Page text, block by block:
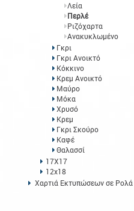
Λεία
Περλέ
Ριζόχαρτα
Ανακυκλωμένο
Γκρι
Γκρι Ανοικτό
Κόκκινο
Κρεμ Ανοικτό
Μαύρο
Μόκα
Χρυσό
Κρεμ
Γκρι Σκούρο
Καφέ
Θαλασσί
17Χ17
12x18
Χαρτιά Εκτυπώσεων σε Ρολά